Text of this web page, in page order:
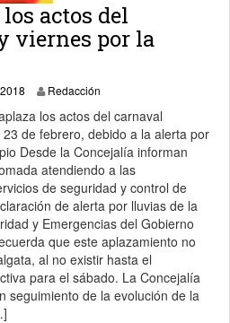
actos del
viernes por la
Redacción
los actos del carnaval
de febrero, debido a la alerta por
Desde la Concejalía informan
atendiendo a las
de seguridad y control de
de alerta por lluvias de la
y Emergencias del Gobierno
que este aplazamiento no
al no existir hasta el
para el sábado. La Concejalía
seguimiento de la evolución de la